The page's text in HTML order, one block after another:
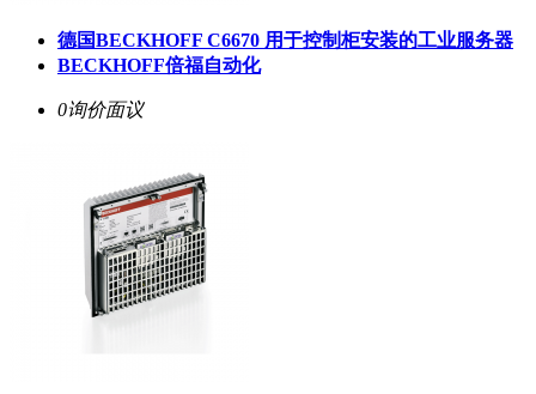
德国BECKHOFF C6670 用于控制柜安装的工业服务器
BECKHOFF倍福自动化
0询价面议